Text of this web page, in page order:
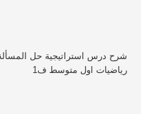
شرح درس استراتيجية حل
رياضيات اول متوسط ف1